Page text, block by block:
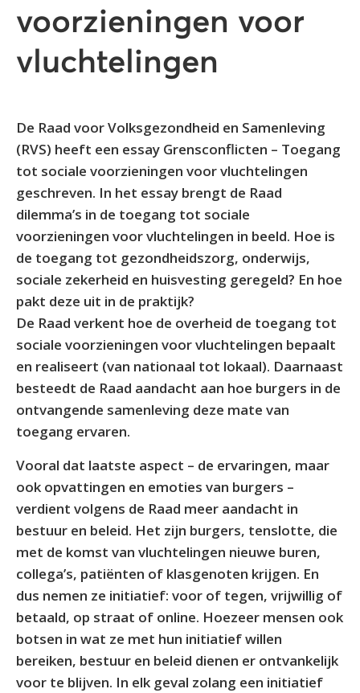
voorzieningen voor
vluchtelingen
De Raad voor Volksgezondheid en Samenleving
(RVS) heeft een essay Grensconflicten – Toegang
tot sociale voorzieningen voor vluchtelingen
geschreven. In het essay brengt de Raad
dilemma’s in de toegang tot sociale
voorzieningen voor vluchtelingen in beeld. Hoe is
de toegang tot gezondheidszorg, onderwijs,
sociale zekerheid en huisvesting geregeld? En hoe
pakt deze uit in de praktijk?
De Raad verkent hoe de overheid de toegang tot
sociale voorzieningen voor vluchtelingen bepaalt
en realiseert (van nationaal tot lokaal). Daarnaast
besteedt de Raad aandacht aan hoe burgers in de
ontvangende samenleving deze mate van
toegang ervaren.
Vooral dat laatste aspect – de ervaringen, maar
ook opvattingen en emoties van burgers –
verdient volgens de Raad meer aandacht in
bestuur en beleid. Het zijn burgers, tenslotte, die
met de komst van vluchtelingen nieuwe buren,
collega’s, patiënten of klasgenoten krijgen. En
dus nemen ze initiatief: voor of tegen, vrijwillig of
betaald, op straat of online. Hoezeer mensen ook
botsen in wat ze met hun initiatief willen
bereiken, bestuur en beleid dienen er ontvankelijk
voor te blijven. In elk geval zolang een initiatief